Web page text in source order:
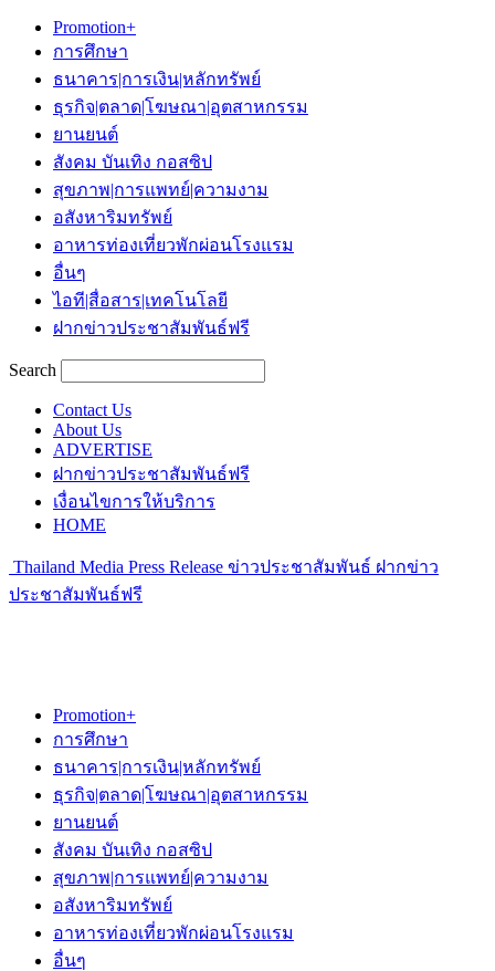
Promotion+
การศึกษา
ธนาคาร|การเงิน|หลักทรัพย์
ธุรกิจ|ตลาด|โฆษณา|อุตสาหกรรม
ยานยนต์
สังคม บันเทิง กอสซิป
สุขภาพ|การแพทย์|ความงาม
อสังหาริมทรัพย์
อาหารท่องเที่ยวพักผ่อนโรงแรม
อื่นๆ
ไอที|สื่อสาร|เทคโนโลยี
ฝากข่าวประชาสัมพันธ์ฟรี
Search
Contact Us
About Us
ADVERTISE
ฝากข่าวประชาสัมพันธ์ฟรี
เงื่อนไขการให้บริการ
HOME
Thailand Media Press Release ข่าวประชาสัมพันธ์ ฝากข่าว
ประชาสัมพันธ์ฟรี
Promotion+
การศึกษา
ธนาคาร|การเงิน|หลักทรัพย์
ธุรกิจ|ตลาด|โฆษณา|อุตสาหกรรม
ยานยนต์
สังคม บันเทิง กอสซิป
สุขภาพ|การแพทย์|ความงาม
อสังหาริมทรัพย์
อาหารท่องเที่ยวพักผ่อนโรงแรม
อื่นๆ